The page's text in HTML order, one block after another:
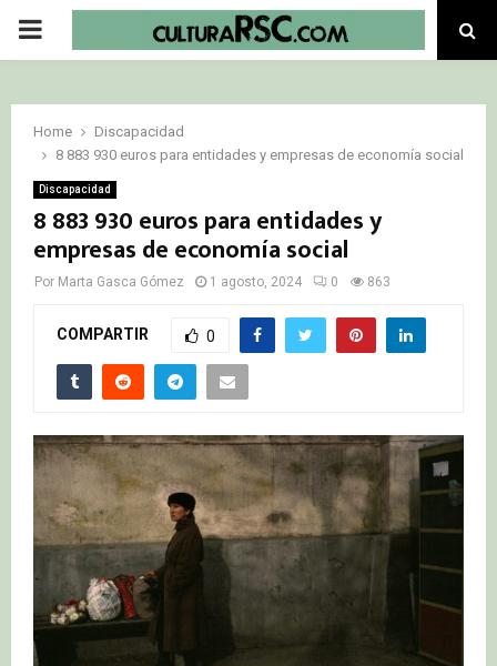
PRIMARY
Home
Discapacidad
8 883 930 euros para entidades y empresas de economía social
Discapacidad
8 883 930 euros para entidades y
empresas de economía social
Por Marta Gasca Gómez 1 agosto, 2024 0 863
COMPARTIR 0